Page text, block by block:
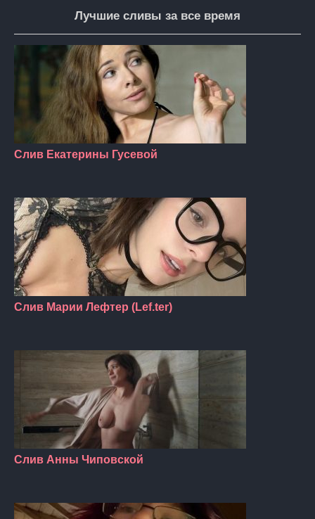
Лучшие сливы за все время
Слив Екатерины Гусевой
Слив Марии Лефтер (Lef.ter)
Слив Анны Чиповской